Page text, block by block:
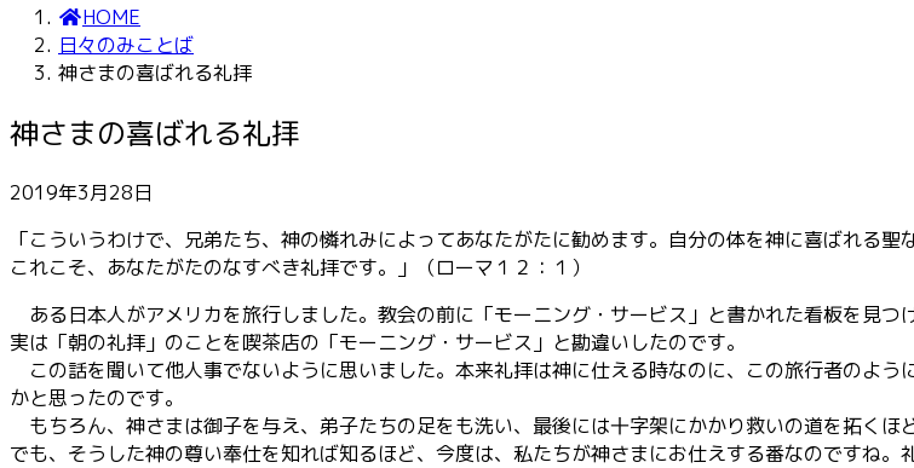
HOME
日々のみことば
神さまの喜ばれる礼拝
神さまの喜ばれる礼拝
2019年3月28日
「こういうわけで、兄弟たち、神の憐れみによってあなたがたに勧めます。自分の体を神に喜ばれる聖
これこそ、あなたがたのなすべき礼拝です。」（ローマ１２：１）
ある日本人がアメリカを旅行しました。教会の前に「モーニング・サービス」と書かれた看板を見つ
実は「朝の礼拝」のことを喫茶店の「モーニング・サービス」と勘違いしたのです。
この話を聞いて他人事でないように思いました。本来礼拝は神に仕える時なのに、この旅行者のよ
かと思ったのです。
もちろん、神さまは御子を与え、弟子たちの足をも洗い、最後には十字架にかかり救いの道を拓くほ
でも、そうした神の尊い奉仕を知れば知るほど、今度は、私たちが神さまにお仕えする番なのですね。